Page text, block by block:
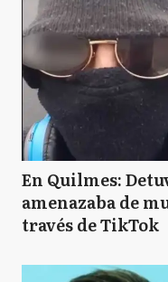
En Quilmes:
amenazaba de
través de TikTok